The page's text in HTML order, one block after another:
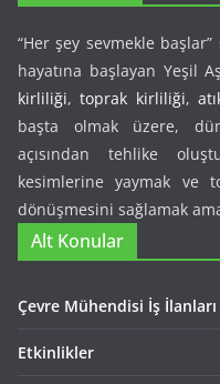
“Her şey sevmekle başlar”
hayatına başlayan Yeşil
kirliliği,toprak kirliliği,
başta olmak üzere,
açısından tehlike
kesimlerine yaymak ve
dönüşmesini sağlamak
Alt Konular
Çevre Mühendisi İş İlanları
Etkinlikler